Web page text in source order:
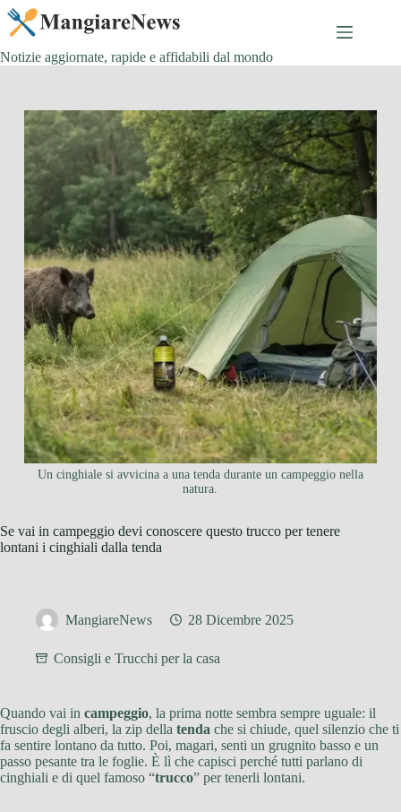
Salta
contenuto
Notizie aggiornate, rapide e affidabili dal mondo
Un cinghiale si avvicina a una tenda durante un campeggio nella
natura.
Se vai in campeggio devi conoscere questo trucco per tenere
lontani i cinghiali dalla tenda
MangiareNews 28 Dicembre 2025
Consigli e Trucchi per la casa
Quando vai in campeggio, la prima notte sembra sempre uguale: il
fruscio degli alberi, la zip della tenda che si chiude, quel silenzio che ti
fa sentire lontano da tutto. Poi, magari, senti un grugnito basso e un
passo pesante tra le foglie. È lì che capisci perché tutti parlano di
cinghiali e di quel famoso “trucco” per tenerli lontani.